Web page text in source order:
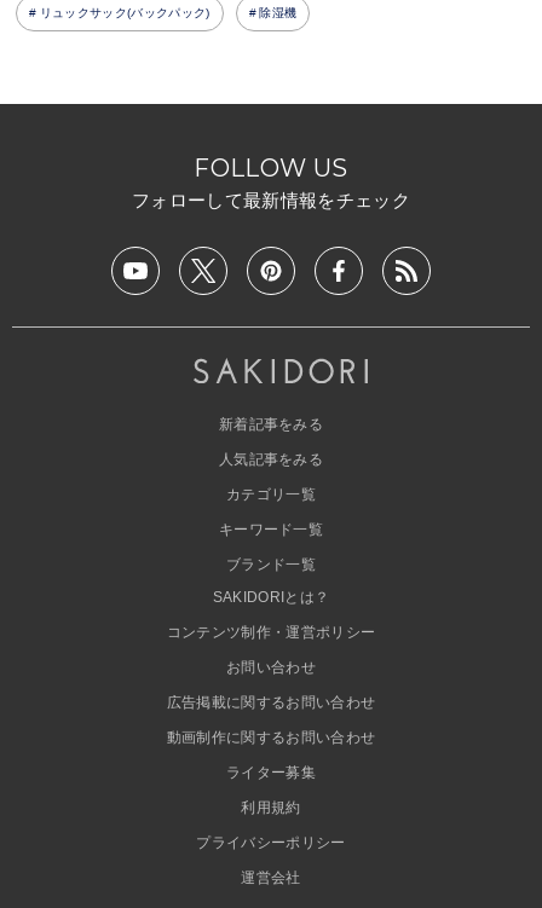
リュックサック(バックパック) 除湿機
FOLLOW US
フォローして最新情報をチェック
新着記事をみる
人気記事をみる
カテゴリ一覧
キーワード一覧
ブランド一覧
SAKIDORIとは？
コンテンツ制作・運営ポリシー
お問い合わせ
広告掲載に関するお問い合わせ
動画制作に関するお問い合わせ
ライター募集
利用規約
プライバシーポリシー
運営会社